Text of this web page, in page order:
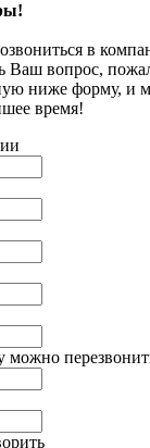
в
Ваш вопрос,
ниже форму, и
время!
можно